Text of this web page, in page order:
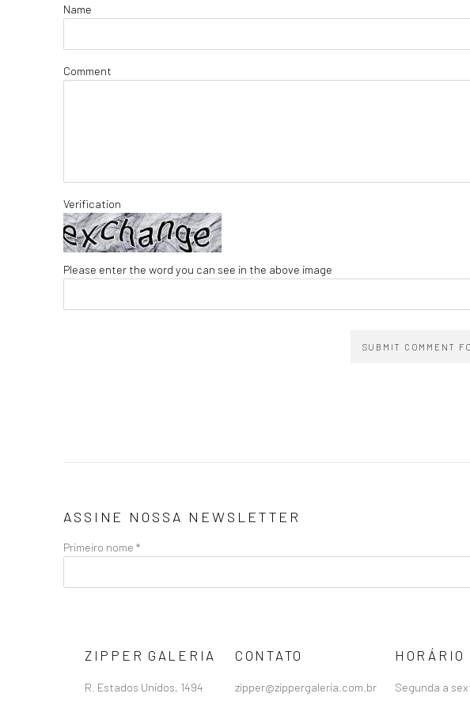
Name
Comment
Verification
Please enter the word you can see in the above image
SUBMIT COMMENT
ASSINE NOSSA NEWSLETTER
Primeiro nome *
ZIPPER GALERIA
R. Estados Unidos, 1494
CONTATO
zipper@zippergaleria.com.br
HORÁRIO
Segunda a